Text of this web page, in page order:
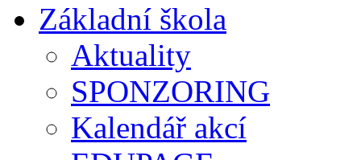
Základní škola
Aktuality
SPONZORING
Kalendář akcí